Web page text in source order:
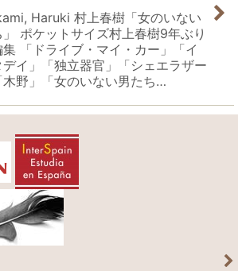
Haruki 村上春樹「女のいない
」 ポケットサイズ村上春樹9年ぶり
「ドライブ・マイ・カー」「イ
デイ」「独立器官」「シェエラザー
木野」「女のいない男たち…